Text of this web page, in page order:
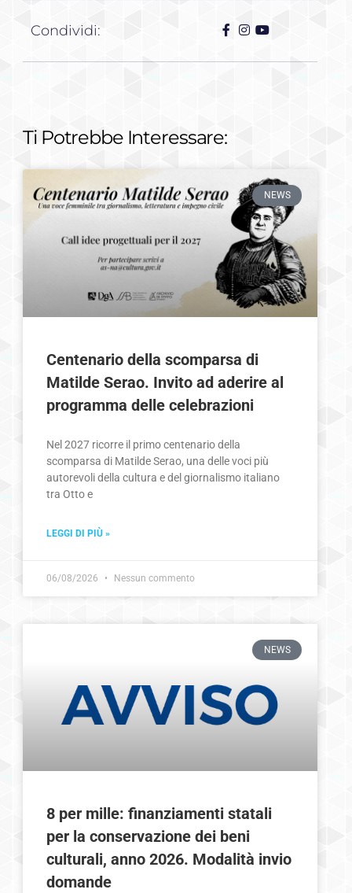
Condividi:
Ti Potrebbe Interessare:
NEWS
Centenario della scomparsa di
Matilde Serao. Invito ad aderire al
programma delle celebrazioni
Nel 2027 ricorre il primo centenario della
scomparsa di Matilde Serao, una delle voci più
autorevoli della cultura e del giornalismo italiano
tra Otto e
LEGGI DI PIÙ »
06/08/2026 Nessun commento
NEWS
8 per mille: finanziamenti statali
per la conservazione dei beni
culturali, anno 2026. Modalità invio
domande